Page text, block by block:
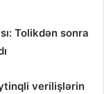
Tolikdən sonra
verilişlərin